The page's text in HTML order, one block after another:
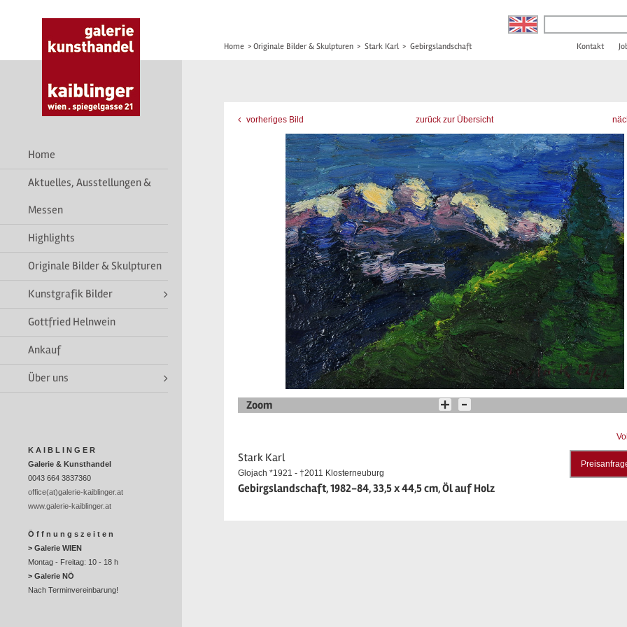
Home
Aktuelles, Ausstellungen &
Messen
Highlights
Originale Bilder & Skulpturen
Kunstgrafik Bilder
Gottfried Helnwein
Ankauf
Über uns
K A I B L I N G E R
Galerie & Kunsthandel
0043 664 3837360
office(at)galerie-kaiblinger.at
www.galerie-kaiblinger.at
Ö f f n u n g s z e i t e n
> Galerie WIEN
Montag - Freitag: 10 - 18 h
> Galerie NÖ
Nach Terminvereinbarung!
Home > Originale Bilder & Skulpturen > Stark Karl > Gebirgslandschaft Kontakt
vorheriges Bild zurück zur Übersicht
Zoom
Stark Karl
Glojach *1921 - †2011 Klosterneuburg
Gebirgslandschaft, 1982-84, 33,5 x 44,5 cm, Öl auf Holz